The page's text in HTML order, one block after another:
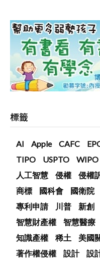
標籤
AI Apple CAFC
TIPO
USPTO WIPO
人工智慧
侵權 侵權
商標
國科會 國衛院
專利申請
川普 新創
智慧財產權
智慧醫療
知識產權
稀土 美國
著作權侵權
設計 設